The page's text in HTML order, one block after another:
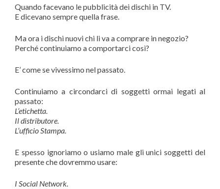
Quando facevano le pubblicità dei dischi in TV.
E dicevano sempre quella frase.
Ma ora i dischi nuovi chi li va a comprare in negozio?
Perché continuiamo a comportarci così?
E’ come se vivessimo nel passato.
Continuiamo a circondarci di soggetti ormai legati al
passato:
L’etichetta.
Il distributore.
L’ufficio Stampa.
E spesso ignoriamo o usiamo male gli unici soggetti del
presente che dovremmo usare:
I Social Network.